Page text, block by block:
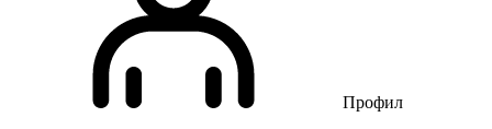
Профил